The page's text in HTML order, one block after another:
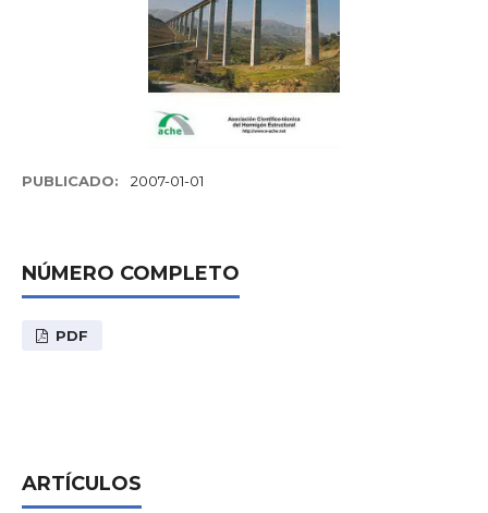
PUBLICADO: 2007-01-01
NÚMERO COMPLETO
PDF
ARTÍCULOS